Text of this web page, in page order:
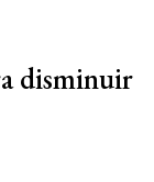
disminuir